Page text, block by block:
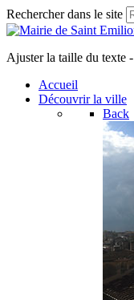
Rechercher dans le site
Ajuster la taille du texte -
Accueil
Découvrir la ville
Back